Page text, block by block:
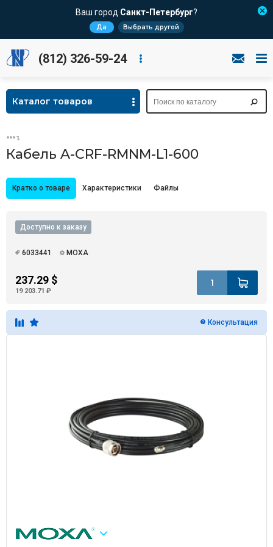
Ваш город Санкт-Петербург?
Да Выбрать другой
(812) 326-59-24
Каталог товаров
Кабель A-CRF-RMNM-L1-600
Кратко о товаре Характеристики Файлы
Доступно к заказу
6033441 MOXA
237.29 $
19 203.71 ₽
Консультация